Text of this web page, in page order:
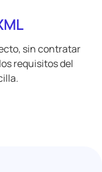
sin contratar
requisitos del